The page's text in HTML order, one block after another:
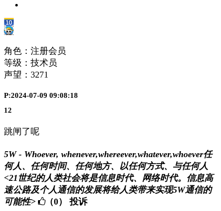
角色：注册会员
等级：技术员
声望： 3271
P:2024-07-09 09:08:18
12
跳闸了呢
5W - Whoever, whenever,whereever,whatever,whoever任
何人、任何时间、任何地方、以任何方式、与任何人
<21世纪的人类社会将是信息时代、网络时代。信息高
速公路及个人通信的发展将给人类带来实现5W通信的
可能性>
（0） 投诉